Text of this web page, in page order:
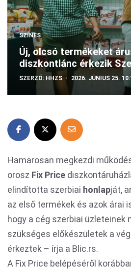
SZÍNES
Új, olcsó termékeket
diszkontlánc érkezik
SZERZŐ: HHZS 2026. JÚNIUS 25.
Hamarosan megkezdi
orosz Fix Price
elindította szerbiai honlapját,
az első termékek és azok árai
hogy a cég szerbiai üzleteinek
szükséges előkészületek a
érkeztek – írja a Blic.rs.
A Fix Price belépéséről